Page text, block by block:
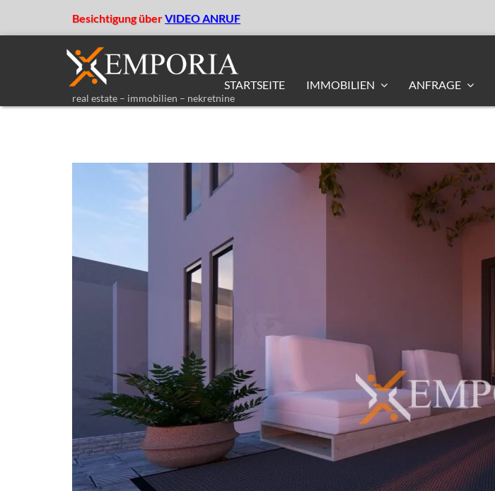
Besichtigung überVIDEO ANRUF
real estate – immobilien – nekretnine
STARTSEITE IMMOBILIEN ANFRAGE